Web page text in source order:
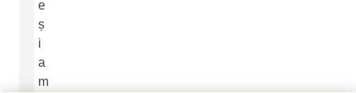
e
ș
i
a
m